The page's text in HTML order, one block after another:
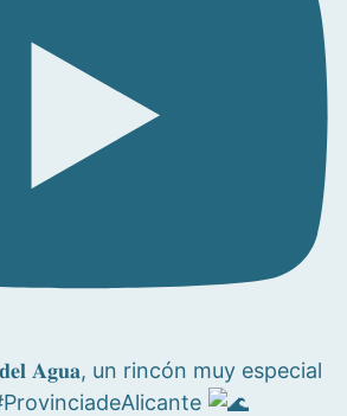
𝐝𝐞𝐥 𝐀𝐠𝐮𝐚, un rincón muy especial